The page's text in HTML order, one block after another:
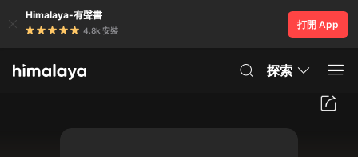
Himalaya-有聲書
4.8k 安裝
打開 App
探索